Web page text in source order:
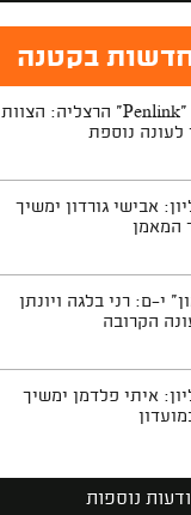
בקטנה
המשכיות בבני "Penlink" הרצליה: הצוות
לעונה נוספת
אבישי גורדון ימשיך
המאמן
י-ם: רני בלגה ויונתן
הקרובה
איתי פלדמן ימשיך
נוספות